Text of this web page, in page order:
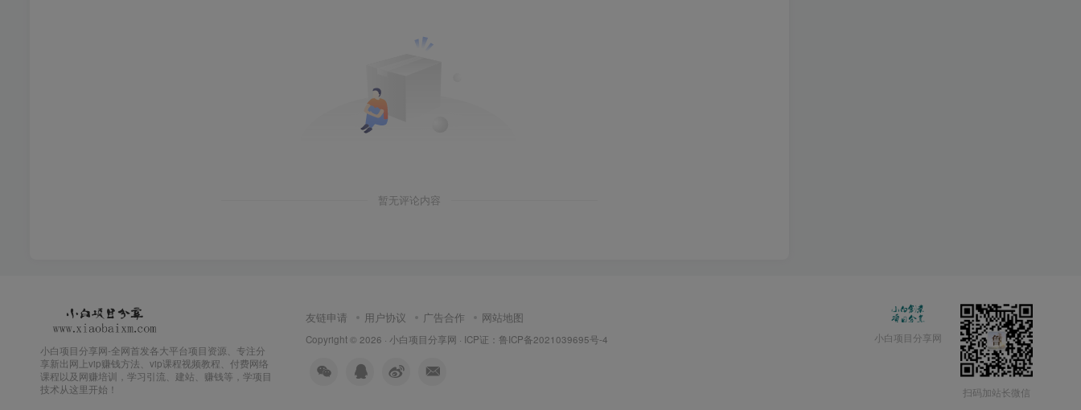
暂无评论内容
小白项目分享网-全网首发各大平台项目资源、专注分
享新出网上vip赚钱方法、vip课程视频教程、付费网络
课程以及网赚培训，学习引流、建站、赚钱等，学项目
技术从这里开始！
友链申请 用户协议 广告合作 网站地图
Copyright © 2026 · 小白项目分享网 · ICP证： 鲁ICP备2021039695号-4 小白项目分享网
扫码加站长微信